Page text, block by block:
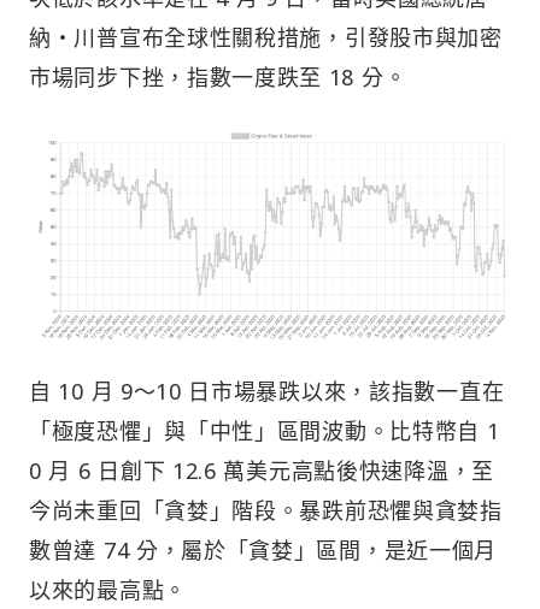
納・川普宣布全球性關稅措施，引發股市與加密
市場同步下挫，指數一度跌至 18 分。
自 10 月 9～10 日市場暴跌以來，該指數一直在
「極度恐懼」與「中性」區間波動。比特幣自 1
0 月 6 日創下 12.6 萬美元高點後快速降溫，至
今尚未重回「貪婪」階段。暴跌前恐懼與貪婪指
數曾達 74 分，屬於「貪婪」區間，是近一個月
以來的最高點。